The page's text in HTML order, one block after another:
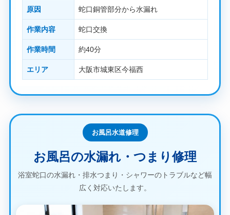
原因 蛇口銅管部分から水漏れ
作業内容 蛇口交換
作業時間 約40分
エリア 大阪市城東区今福西
お風呂水道修理
お風呂の水漏れ・つまり修理
浴室蛇口の水漏れ・排水つまり・シャワーのトラブルなど幅
広く対応いたします。